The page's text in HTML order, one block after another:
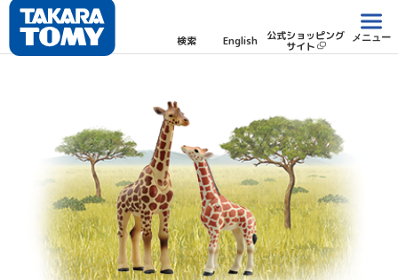
検索 English 公式ショッピング
サイト
メニュー